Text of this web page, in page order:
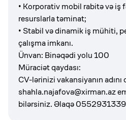
• Korporativ mobil rabitə və iş
resurslarla təminat;
• Stabil və dinamik iş mühiti,
çalışma imkanı.
Ünvan: Binəqədi yolu 100
Müraciət qaydası:
CV-lərinizi vakansiyanın adını
shahla.najafova@xirman.az
bilərsiniz. Əlaqə 0552931339